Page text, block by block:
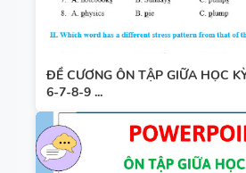
ĐỀ CƯƠNG ÔN TẬP GIỮA HỌC
6-7-8-9 ...